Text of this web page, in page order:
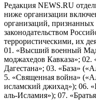
Редакция NEWS.RU
ниже организации
организаций, признанных
законодательством
террористическими, их
01. «Высший военный
моджахедов Кавказа»;
Дагестана»; 03. «База»
5. «Священная война»
исламский джихад»); 06.
аль-Исламия»); 07.